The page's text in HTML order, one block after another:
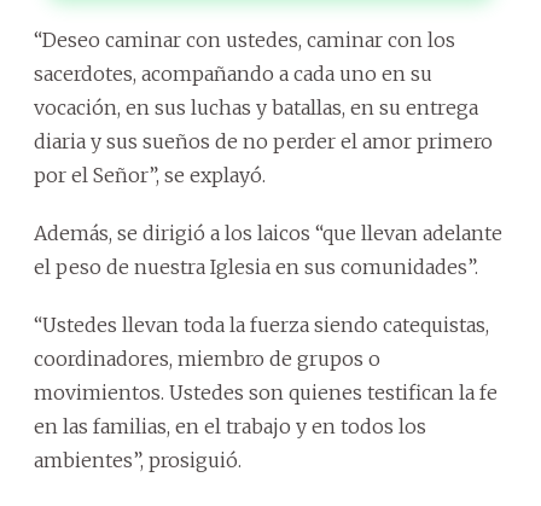
“Deseo caminar con ustedes, caminar con los
sacerdotes, acompañando a cada uno en su
vocación, en sus luchas y batallas, en su entrega
diaria y sus sueños de no perder el amor primero
por el Señor”, se explayó.
Además, se dirigió a los laicos “que llevan adelante
el peso de nuestra Iglesia en sus comunidades”.
“Ustedes llevan toda la fuerza siendo catequistas,
coordinadores, miembro de grupos o
movimientos. Ustedes son quienes testifican la fe
en las familias, en el trabajo y en todos los
ambientes”, prosiguió.